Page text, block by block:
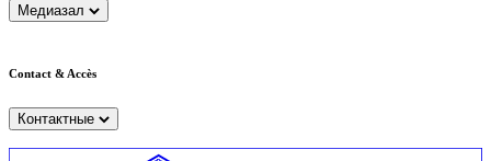
Медиазал
Contact & Accès
Контактные